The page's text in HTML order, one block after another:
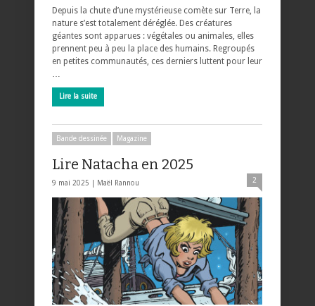
Depuis la chute d’une mystérieuse comète sur Terre, la
nature s’est totalement déréglée. Des créatures
géantes sont apparues : végétales ou animales, elles
prennent peu à peu la place des humains. Regroupés
en petites communautés, ces derniers luttent pour leur
…
Lire la suite
Bande dessinée Magazine
Lire Natacha en 2025
9 mai 2025 | Maël Rannou 2